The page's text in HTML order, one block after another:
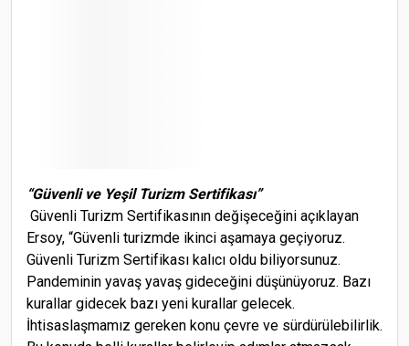
“Güvenli ve Yeşil Turizm Sertifikası”
Güvenli Turizm Sertifikasının değişeceğini açıklayan
Ersoy, “Güvenli turizmde ikinci aşamaya geçiyoruz.
Güvenli Turizm Sertifikası kalıcı oldu biliyorsunuz.
Pandeminin yavaş yavaş gideceğini düşünüyoruz. Bazı
kurallar gidecek bazı yeni kurallar gelecek.
İhtisaslaşmamız gereken konu çevre ve sürdürülebilirlik.